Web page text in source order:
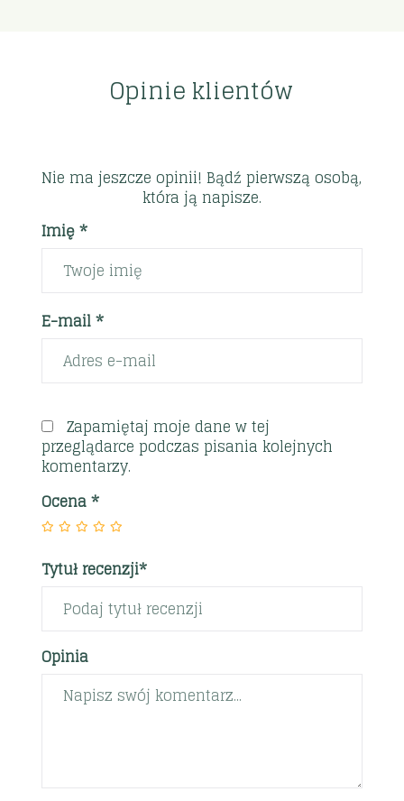
Opinie klientów
Nie ma jeszcze opinii! Bądź pierwszą osobą,
która ją napisze.
Imię *
E-mail *
Zapamiętaj moje dane w tej
przeglądarce podczas pisania kolejnych
komentarzy.
Ocena*
Tytuł recenzji*
Opinia